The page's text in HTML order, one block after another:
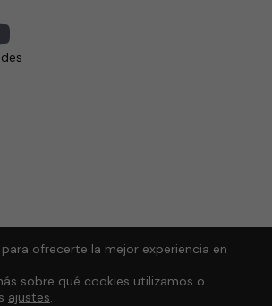
ofrecerte la mejor experiencia en
sobre qué cookies utilizamos o
ajustes.